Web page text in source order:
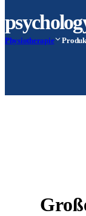
Physiotherapie